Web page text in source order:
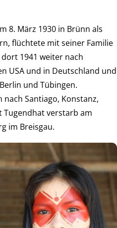
8. März 1930 in Brünn als
flüchtete mit seiner Familie
1941 weiter nach
USA und in Deutschland und
und Tübingen.
Santiago, Konstanz,
Tugendhat verstarb am
im Breisgau.